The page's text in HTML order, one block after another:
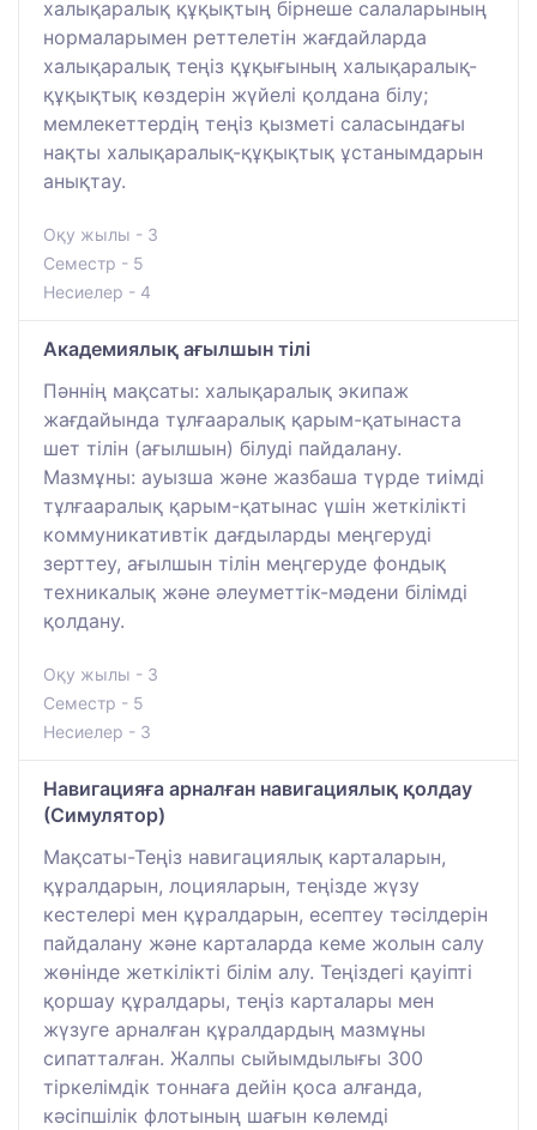
халықаралық құқықтың бірнеше салаларының
нормаларымен реттелетін жағдайларда
халықаралық теңіз құқығының халықаралық-
құқықтық көздерін жүйелі қолдана білу;
мемлекеттердің теңіз қызметі саласындағы
нақты халықаралық-құқықтық ұстанымдарын
анықтау.
Оқу жылы - 3
Семестр - 5
Несиелер - 4
Академиялық ағылшын тілі
Пәннің мақсаты: халықаралық экипаж
жағдайында тұлғааралық қарым-қатынаста
шет тілін (ағылшын) білуді пайдалану.
Мазмұны: ауызша және жазбаша түрде тиімді
тұлғааралық қарым-қатынас үшін жеткілікті
коммуникативтік дағдыларды меңгеруді
зерттеу, ағылшын тілін меңгеруде фондық
техникалық және әлеуметтік-мәдени білімді
қолдану.
Оқу жылы - 3
Семестр - 5
Несиелер - 3
Навигацияға арналған навигациялық қолдау
(Симулятор)
Мақсаты-Теңіз навигациялық карталарын,
құралдарын, лоцияларын, теңізде жүзу
кестелері мен құралдарын, есептеу тәсілдерін
пайдалану және карталарда кеме жолын салу
жөнінде жеткілікті білім алу. Теңіздегі қауіпті
қоршау құралдары, теңіз карталары мен
жүзуге арналған құралдардың мазмұны
сипатталған. Жалпы сыйымдылығы 300
тіркелімдік тоннаға дейін қоса алғанда,
кәсіпшілік флотының шағын көлемді